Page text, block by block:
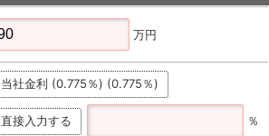
万円
当社金利 (0.775％) (0.775％)
直接入力する ％